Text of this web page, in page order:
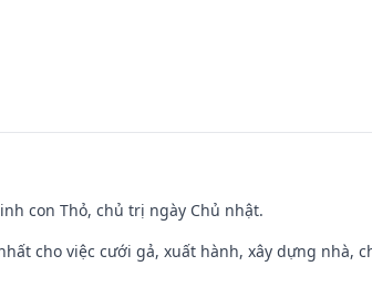
con Thỏ, chủ trị ngày Chủ nhật.
cho việc cưới gả, xuất hành, xây dựng nhà,